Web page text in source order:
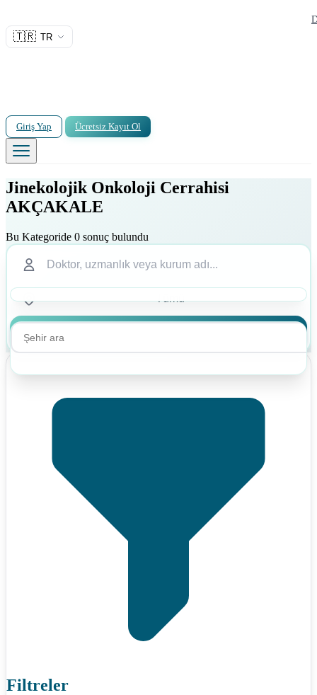
🇹🇷 TR
Giriş Yap Ücretsiz Kayıt Ol
Jinekolojik Onkoloji Cerrahisi
AKÇAKALE
Bu Kategoride 0 sonuç bulundu
Filtreler